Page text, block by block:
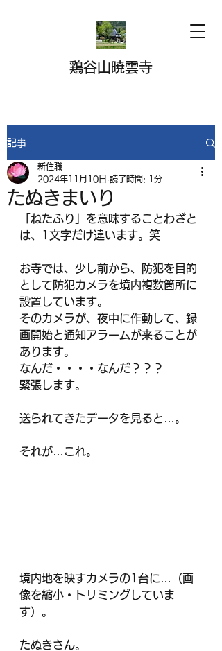
鶏谷山暁雲寺
記事
たぬきまいり
新住職
2024年11月10日 読了時間: 1分
「ねたふり」を意味することわざと
は、1文字だけ違います。笑
お寺では、少し前から、防犯を目的
として防犯カメラを境内複数箇所に
設置しています。
そのカメラが、夜中に作動して、録
画開始と通知アラームが来ることが
あります。
なんだ・・・・なんだ？？？
緊張します。
送られてきたデータを見ると…。
それが…これ。
境内地を映すカメラの1台に…（画
像を縮小・トリミングしていま
す）。
たぬきさん。